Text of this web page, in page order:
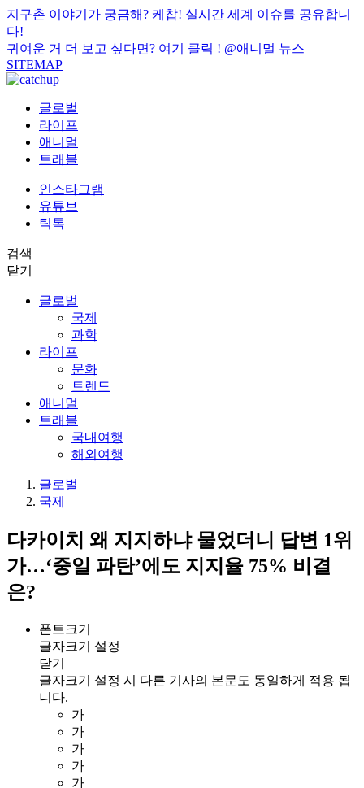
지구촌 이야기가 궁금해? 케찹! 실시간 세계 이슈를 공유합니
다!
귀여운 거 더 보고 싶다면? 여기 클릭 ! @애니멀 뉴스
SITEMAP
글로벌
라이프
애니멀
트래블
인스타그램
유튜브
틱톡
검색
닫기
글로벌
국제
과학
라이프
문화
트렌드
애니멀
트래블
국내여행
해외여행
글로벌
국제
다카이치 왜 지지하냐 물었더니 답변 1위
가…‘중일 파탄’에도 지지율 75% 비결
은?
폰트크기
글자크기 설정
닫기
글자크기 설정 시 다른 기사의 본문도 동일하게 적용 됩
니다.
가
가
가
가
가